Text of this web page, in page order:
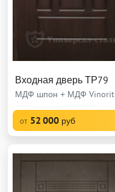
Входная дверь ТР79
МДФ шпон + МДФ Vinorit
от 52 000 руб